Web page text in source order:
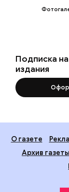
Подписка
издания
О газете
Архив газеты